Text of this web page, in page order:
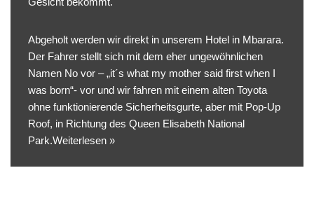
Abgeholt werden wir direkt in unserem Hotel in Mbarara.
Der Fahrer stellt sich mit dem eher ungewöhnlichen
Namen No vor – „it´s what my mother said first when I
was born“- vor und wir fahren mit einem alten Toyota
ohne funktionierende Sicherheitsgurte, aber mit Pop-Up
Roof, in Richtung des Queen Elisabeth National
Park.Weiterlesen »